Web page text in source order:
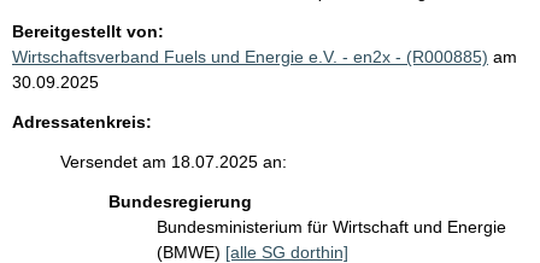
Bereitgestellt von:
Wirtschaftsverband Fuels und Energie e.V. - en2x - (R000885) am
30.09.2025
Adressatenkreis:
Versendet am 18.07.2025 an:
Bundesregierung
Bundesministerium für Wirtschaft und Energie
(BMWE) [alle SG dorthin]